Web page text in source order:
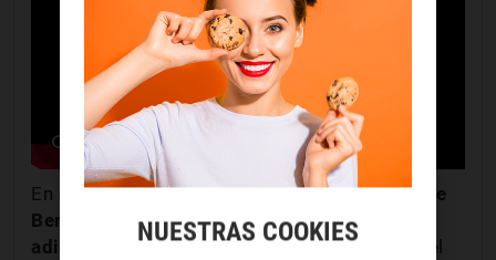
En estaaclamada serie, Zendaya da vida a Rue
Bennett
, una adolescente quelucha contra la
adicción
mientras navega por los desafíos del
NUESTRAS COOKIES